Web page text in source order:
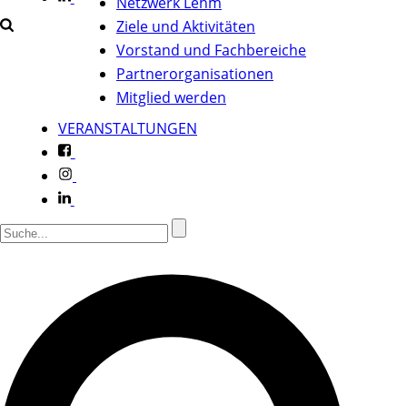
Ziele und Aktivitäten
Vorstand und Fachbereiche
Partnerorganisationen
Mitglied werden
VERANSTALTUNGEN
f
l